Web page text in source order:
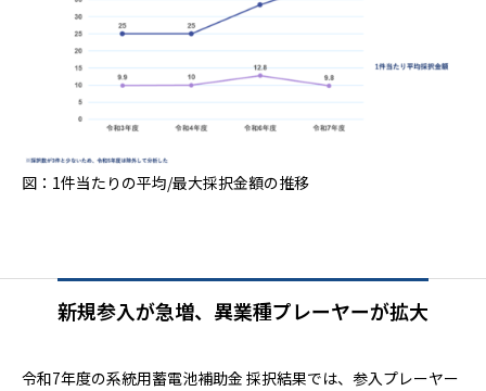
図：1件当たりの平均/最大採択金額の推移
新規参入が急増、異業種プレーヤーが拡大
令和7年度の系統用蓄電池補助金 採択結果では、参入プレーヤー